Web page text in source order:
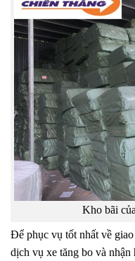
Kho bãi
Để phục vụ tốt nhất về
dịch vụ xe tăng bo và